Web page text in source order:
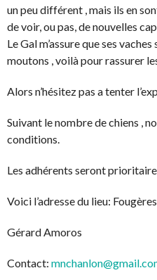
un peu différent , mais ils en
de voir, ou pas, de nouvelles
Le Gal m’assure que ses
moutons , voilà pour rassurer
Alors n’hésitez pas a tenter
Suivant le nombre de chiens ,
conditions.
Les adhérents seront
Voici l’adresse du lieu:
Gérard Amoros
Contact: